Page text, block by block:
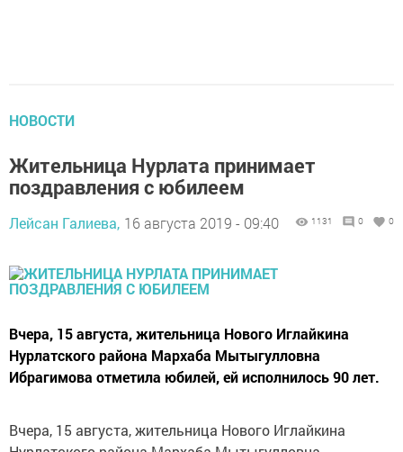
НОВОСТИ
Жительница Нурлата принимает
поздравления с юбилеем
Лейсан Галиева, 16 августа 2019 - 09:40 1131 0 0
Вчера, 15 августа, жительница Нового Иглайкина
Нурлатского района Мархаба Мытыгулловна
Ибрагимова отметила юбилей, ей исполнилось 90 лет.
Вчера, 15 августа, жительница Нового Иглайкина